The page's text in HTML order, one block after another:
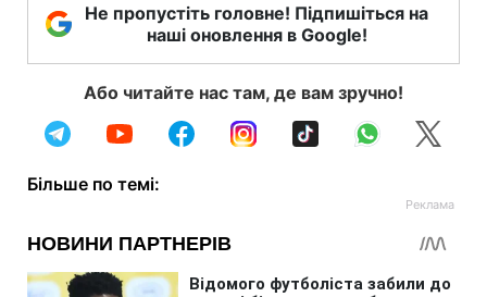
Не пропустіть головне! Підпишіться на
наші оновлення в Google!
Або читайте нас там, де вам зручно!
Більше по темі: